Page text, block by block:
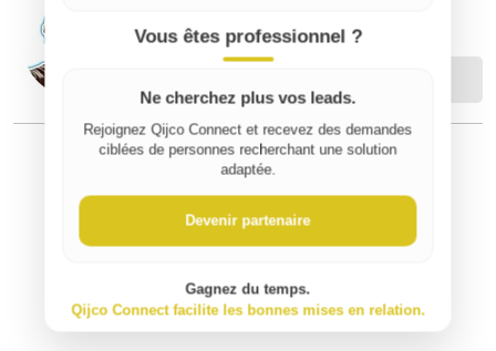
DIY avec POLO
⚠️ Signaler un contenu inapproprié
Vous êtes professionnel ?
Ne cherchez plus vos leads.
Rejoignez Qijco Connect et recevez des demandes
ciblées de personnes recherchant une solution
adaptée.
Devenir partenaire
Gagnez du temps.
Qijco Connect facilite les bonnes mises en relation.